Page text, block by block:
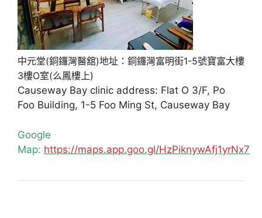
中元堂(銅鑼灣醫舘)地址：銅鑼灣富明街1-5號寶富大樓
3樓O室(么鳳樓上)
Causeway Bay clinic address: Flat O 3/F, Po
Foo Building, 1-5 Foo Ming St, Causeway Bay
Google
Map: https://maps.app.goo.gl/HzPiknywAfj1yrNx7